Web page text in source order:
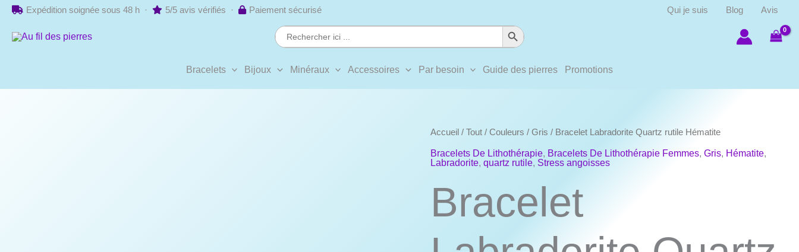
Aller
contenu
Expédition soignée sous 48 h · 5/5 avis vérifiés · Paiement sécurisé Qui je suis Blog
Avis
Search
for:
Search Button
Bracelets Bijoux Minéraux Accessoires Par besoin Guide des pierres Promotions
Accueil /Tout /Couleurs /Gris / Bracelet Labradorite Quartz rutile Hématite
Bracelets De Lithothérapie, Bracelets De Lithothérapie Femmes,Gris, Hématite,
Labradorite,quartz rutile, Stress angoisses
Bracelet